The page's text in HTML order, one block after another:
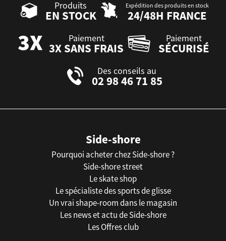
Produits
EN STOCK
Expédition des produits en stock
24/48H FRANCE
Paiement
3X SANS FRAIS
Paiement
SÉCURISÉ
Des conseils au
02 98 46 71 85
Side-shore
Pourquoi acheter chez Side-shore ?
Side-shore street
Le skate shop
Le spécialiste des sports de glisse
Un vrai shape-room dans le magasin
Les news et actu de Side-shore
Les Offres club